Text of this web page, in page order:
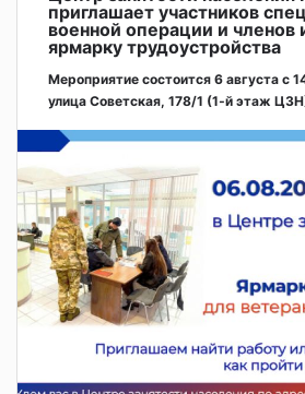
приглашает участников
военной операции и членов
ярмарку трудоустройства
Мероприятие состоится 6 августа с
улица Советская, 178/1 (1‑й этаж